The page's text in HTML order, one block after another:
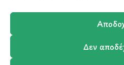
Δεν
2026 -